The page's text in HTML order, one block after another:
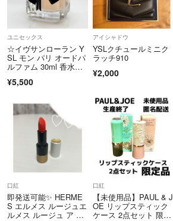
ユニセックス
☆イヴサンローラン Y
SL モン パリ オードパ
ルファム 30ml 香水ス
¥5,500
アイシャドウ
YSLクチュールミニク
ラッチ910
¥2,000
口紅
即発送可能✨ HERME
S エルメス ルージュエ
ルメス ルージュ ア レ
口紅
【未使用品】PAUL & J
OE リップスティック
ケース 2点セット 限定